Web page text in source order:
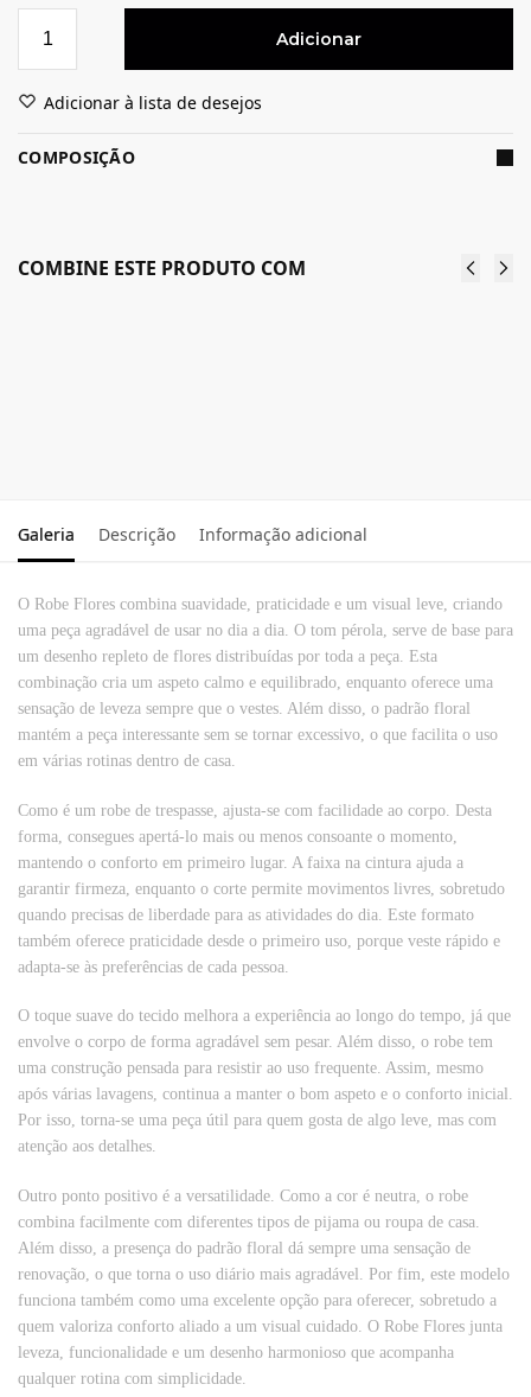
Adicionar
Adicionar à lista de desejos
COMPOSIÇÃO
COMBINE ESTE PRODUTO COM
Galeria Descrição Informação adicional
O Robe Flores combina suavidade, praticidade e um visual leve, criando
uma peça agradável de usar no dia a dia. O tom pérola, serve de base para
um desenho repleto de flores distribuídas por toda a peça. Esta
combinação cria um aspeto calmo e equilibrado, enquanto oferece uma
sensação de leveza sempre que o vestes. Além disso, o padrão floral
mantém a peça interessante sem se tornar excessivo, o que facilita o uso
em várias rotinas dentro de casa.
Como é um robe de trespasse, ajusta-se com facilidade ao corpo. Desta
forma, consegues apertá-lo mais ou menos consoante o momento,
mantendo o conforto em primeiro lugar. A faixa na cintura ajuda a
garantir firmeza, enquanto o corte permite movimentos livres, sobretudo
quando precisas de liberdade para as atividades do dia. Este formato
também oferece praticidade desde o primeiro uso, porque veste rápido e
adapta-se às preferências de cada pessoa.
O toque suave do tecido melhora a experiência ao longo do tempo, já que
envolve o corpo de forma agradável sem pesar. Além disso, o robe tem
uma construção pensada para resistir ao uso frequente. Assim, mesmo
após várias lavagens, continua a manter o bom aspeto e o conforto inicial.
Por isso, torna-se uma peça útil para quem gosta de algo leve, mas com
atenção aos detalhes.
Outro ponto positivo é a versatilidade. Como a cor é neutra, o robe
combina facilmente com diferentes tipos de pijama ou roupa de casa.
Além disso, a presença do padrão floral dá sempre uma sensação de
renovação, o que torna o uso diário mais agradável. Por fim, este modelo
funciona também como uma excelente opção para oferecer, sobretudo a
quem valoriza conforto aliado a um visual cuidado. O Robe Flores junta
leveza, funcionalidade e um desenho harmonioso que acompanha
qualquer rotina com simplicidade.